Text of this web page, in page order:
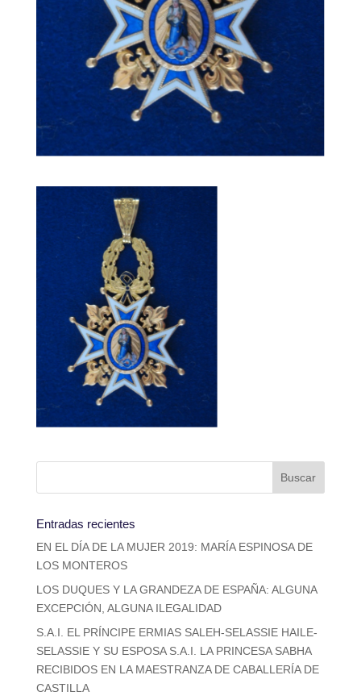
Entradas recientes
EN EL DÍA DE LA MUJER 2019: MARÍA ESPINOSA DE
LOS MONTEROS
LOS DUQUES Y LA GRANDEZA DE ESPAÑA: ALGUNA
EXCEPCIÓN, ALGUNA ILEGALIDAD
S.A.I. EL PRÍNCIPE ERMIAS SALEH-SELASSIE HAILE-
SELASSIE Y SU ESPOSA S.A.I. LA PRINCESA SABHA
RECIBIDOS EN LA MAESTRANZA DE CABALLERÍA DE
CASTILLA